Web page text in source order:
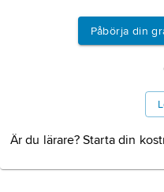
Påbörja din
Är du lärare? Starta din